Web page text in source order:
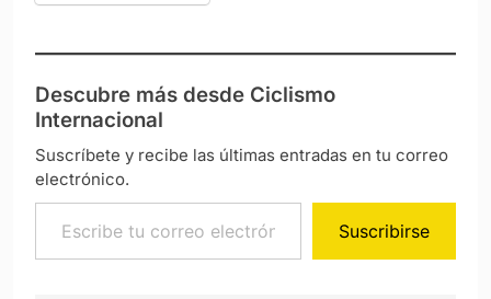
Descubre más desde Ciclismo
Internacional
Suscríbete y recibe las últimas entradas en tu correo
electrónico.
Escribe tu correo electrónico…
Suscribirse